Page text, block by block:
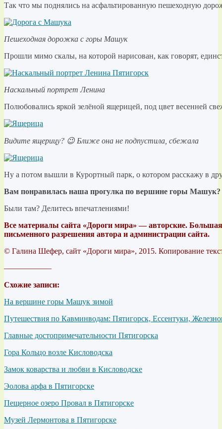
Так что мы поднялись на асфальтированную пешеходную
Пешеходная дорожка с горы Машук
Прошли мимо скалы, на которой нарисован, как говорят,
Наскальный портрет Ленина
Полюбовались яркой зелёной ящерицей, под цвет весенней
Видите ящерицу? 😉 Ближе она не подпустила, сбежала
Ну а потом вышли в Курортный парк, о котором расскажу в
Вам понравилась наша прогулка по вершине горы Машук?
Были там? Делитесь впечатлениями!
Все материалы сайта «Дороги мира» — авторские. Большая
письменного разрешения автора и администрации сайта.
© Галина Шефер, сайт «Дороги мира», 2015. Копирование
——————
Схожие записи:
На вершине горы Машук зимой
Путешествия по Кавминводам: Пятигорск, Ессентуки,
Главные достопримечательности Пятигорска
Гора Кольцо возле Кисловодска
Замок коварства и любви в Кисловодске
Эолова арфа в Пятигорске
Пещерное озеро Провал в Пятигорске
Музей Лермонтова в Пятигорске